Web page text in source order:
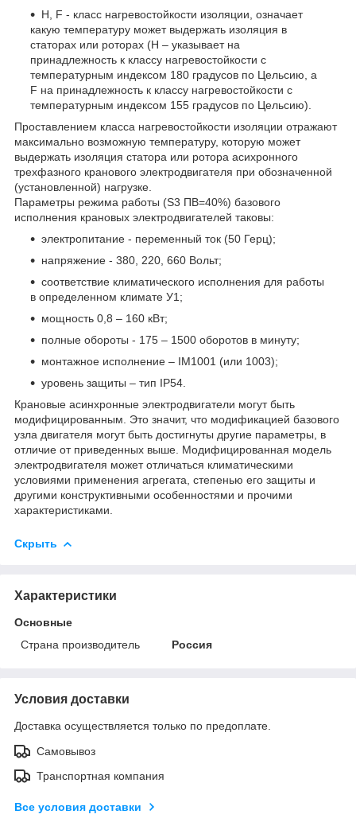
Н, F - класс нагревостойкости изоляции, означает
какую температуру может выдержать изоляция в
статорах или роторах (Н – указывает на
принадлежность к классу нагревостойкости с
температурным индексом 180 градусов по Цельсию, а
F на принадлежность к классу нагревостойкости с
температурным индексом 155 градусов по Цельсию).
Проставлением класса нагревостойкости изоляции отражают
максимально возможную температуру, которую может
выдержать изоляция статора или ротора асихронного
трехфазного кранового электродвигателя при обозначенной
(установленной) нагрузке.
Параметры режима работы (S3 ПВ=40%) базового
исполнения крановых электродвигателей таковы:
электропитание - переменный ток (50 Герц);
напряжение - 380, 220, 660 Вольт;
соответствие климатического исполнения для работы
в определенном климате У1;
мощность 0,8 – 160 кВт;
полные обороты - 175 – 1500 оборотов в минуту;
монтажное исполнение – ІМ1001 (или 1003);
уровень защиты – тип IP54.
Крановые асинхронные электродвигатели могут быть
модифицированным. Это значит, что модификацией базового
узла двигателя могут быть достигнуты другие параметры, в
отличие от приведенных выше. Модифицированная модель
электродвигателя может отличаться климатическими
условиями применения агрегата, степенью его защиты и
другими конструктивными особенностями и прочими
характеристиками.
Скрыть
Характеристики
Основные
Страна производитель
Россия
Условия доставки
Доставка осуществляется только по предоплате.
Самовывоз
Транспортная компания
Все условия доставки